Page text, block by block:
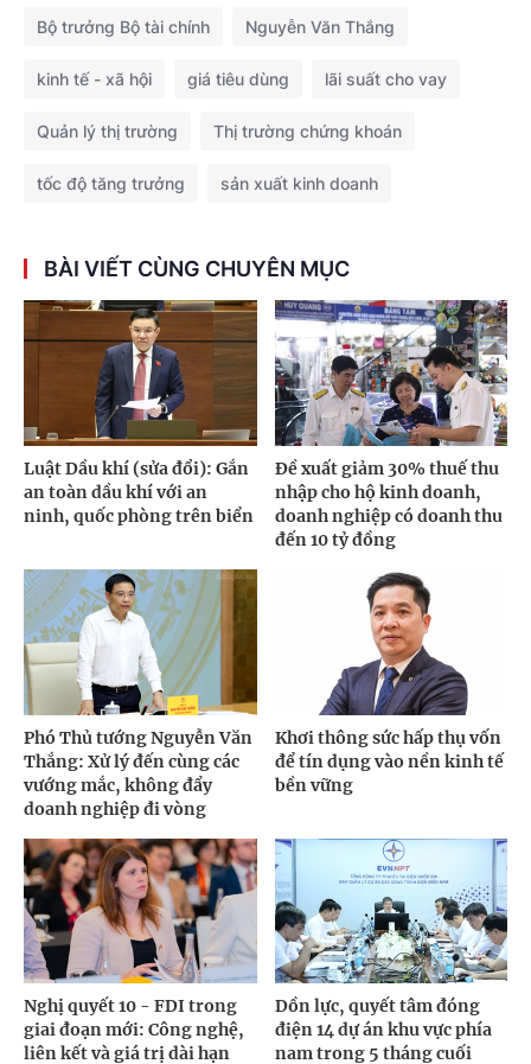
Bộ trưởng Bộ tài chính Nguyễn Văn Thắng
kinh tế - xã hội giá tiêu dùng lãi suất cho vay
Quản lý thị trường Thị trường chứng khoán
tốc độ tăng trưởng sản xuất kinh doanh
BÀI VIẾT CÙNG CHUYÊN MỤC
Luật Dầu khí (sửa đổi): Gắn
an toàn dầu khí với an
ninh, quốc phòng trên biển
Đề xuất giảm 30% thuế thu
nhập cho hộ kinh doanh,
doanh nghiệp có doanh thu
đến 10 tỷ đồng
Phó Thủ tướng Nguyễn Văn
Thắng: Xử lý đến cùng các
vướng mắc, không đẩy
doanh nghiệp đi vòng
Khơi thông sức hấp thụ vốn
để tín dụng vào nền kinh tế
bền vững
Nghị quyết 10 - FDI trong
giai đoạn mới: Công nghệ,
liên kết và giá trị dài hạn
Dồn lực, quyết tâm đóng
điện 14 dự án khu vực phía
nam trong 5 tháng cuối